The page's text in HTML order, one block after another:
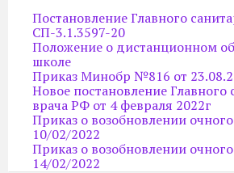
Постановление Главного
СП-3.1.3597-20
Положение о дистанционном
школе
Приказ Минобр №816 от
Новое постановление Главного
врача РФ от 4 февраля 2022г
Приказ о возобновлении
10/02/2022
Приказ о возобновлении
14/02/2022